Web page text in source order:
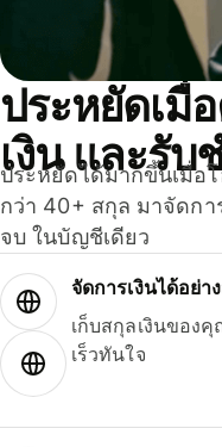
ประหยัดเมื่
เงิน และรับ
ประหยัดได้มากขึ้นเมื่อ
กว่า 40+ สกุล มาจัดกา
จบ ในบัญชีเดียว
จัดการเงินได้อย่
เก็บสกุลเงินของ
เร็วทันใจ